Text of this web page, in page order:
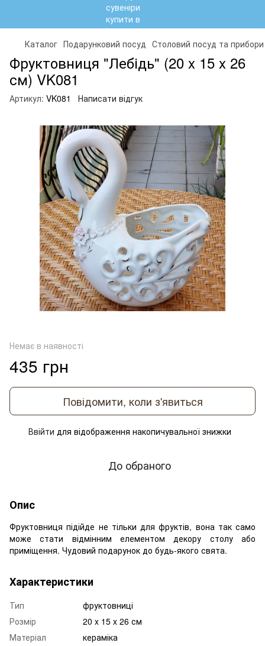
Каталог Подарунковий посуд Столовий посуд та прибори
Фруктовниця "Лебідь" (20 x 15 x 26
см) VK081
Артикул: VK081 Написати відгук
Немає в наявності
435 грн
Повідомити, коли з'явиться
Ввійти для відображення накопичувальної знижки
До обраного
Опис
Фруктовниця підійде не тільки для фруктів, вона так само
може стати відмінним елементом декору столу або
приміщення. Чудовий подарунок до будь-якого свята.
Характеристики
Тип
фруктовниці
Розмір
20 x 15 x 26 см
Матеріал
кераміка